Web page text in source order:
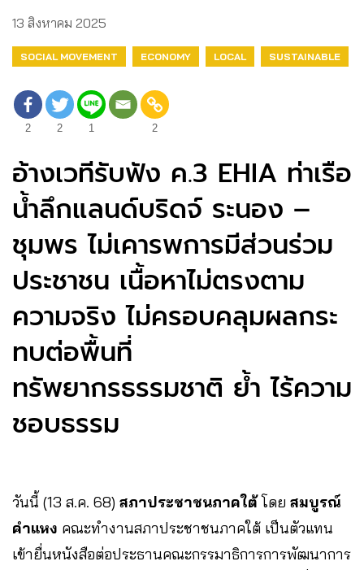
13 สิงหาคม 2025
SOCIAL MOVEMENT ECONOMY LOCAL SUSTAINABLE
2 2 1 2
อ้างเวทีรับฟัง ค.3 EHIA ท่าเรือ
น้ำลึกแลนด์บริดจ์ ระนอง –
ชุมพร ไม่เคารพการมีส่วนร่วม
ประชาชน เนื้อหาไม่ตรงตาม
ความจริง ไม่ครอบคลุมผลกระ
ทบต่อพื้นที่
ทรัพยากรธรรมชาติ ย้ำ ไร้ความ
ชอบธรรม
วันนี้ (13 ส.ค. 68) สภาประชาชนภาคใต้โดย สมบูรณ์
คำแหง คณะทำงานสภาประชาชนภาคใต้ เป็นตัวแทน
เข้ายื่นหนังสือต่อประธานคณะกรรมาธิการการพัฒนาการ